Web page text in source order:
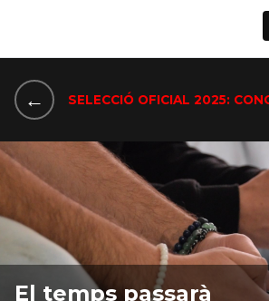
← SELECCIÓ OFICIAL 2025:
El temps passarà